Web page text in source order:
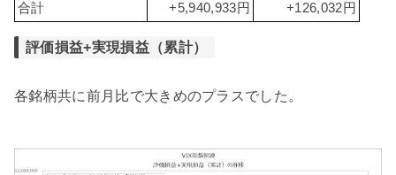
合計 +5,940,933円 +126,032円
評価損益+実現損益（累計）
各銘柄共に前月比で大きめのプラスでした。